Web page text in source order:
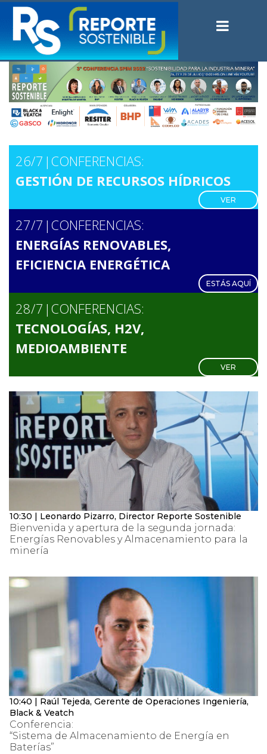
26/7| CONFERENCIAS:
GESTIÓN DE RECURSOS HÍDRICOS
VER
27/7| CONFERENCIAS:
ENERGÍAS RENOVABLES,
EFICIENCIA ENERGÉTICA
ESTÁS AQUÍ
28/7| CONFERENCIAS:
TECNOLOGÍAS, H2V,
MEDIOAMBIENTE
VER
10:30 | Leonardo Pizarro, Director Reporte Sostenible
Bienvenida y apertura de la segunda jornada:
Energías Renovables y Almacenamiento para la
minería
10:40 | Raúl Tejeda, Gerente de Operaciones Ingeniería,
Black & Veatch
Conferencia:
“Sistema de Almacenamiento de Energía en
Baterías”